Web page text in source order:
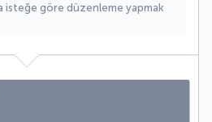
isteğe göre düzenleme yapmak